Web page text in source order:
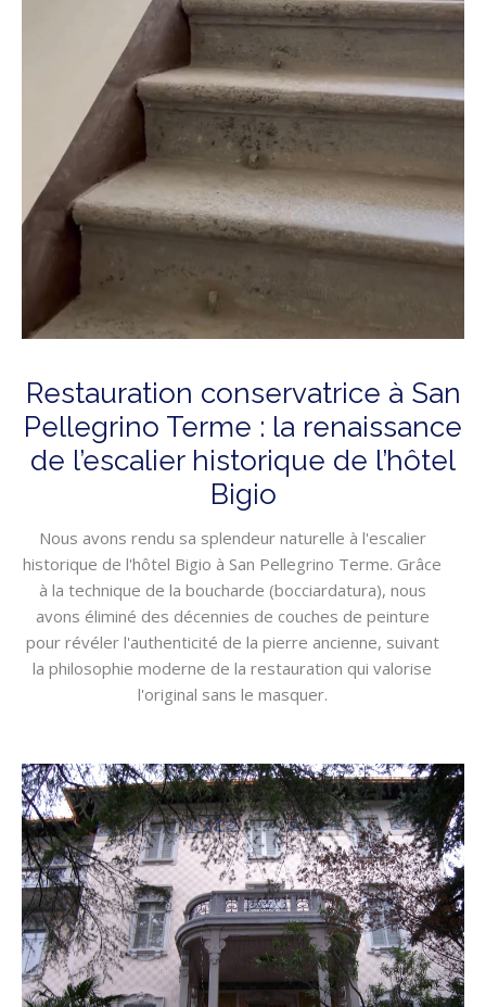
Restauration conservatrice à San
Pellegrino Terme : la renaissance
de l’escalier historique de l’hôtel
Bigio
Nous avons rendu sa splendeur naturelle à l'escalier
historique de l'hôtel Bigio à San Pellegrino Terme. Grâce
à la technique de la boucharde (bocciardatura), nous
avons éliminé des décennies de couches de peinture
pour révéler l'authenticité de la pierre ancienne, suivant
la philosophie moderne de la restauration qui valorise
l'original sans le masquer.